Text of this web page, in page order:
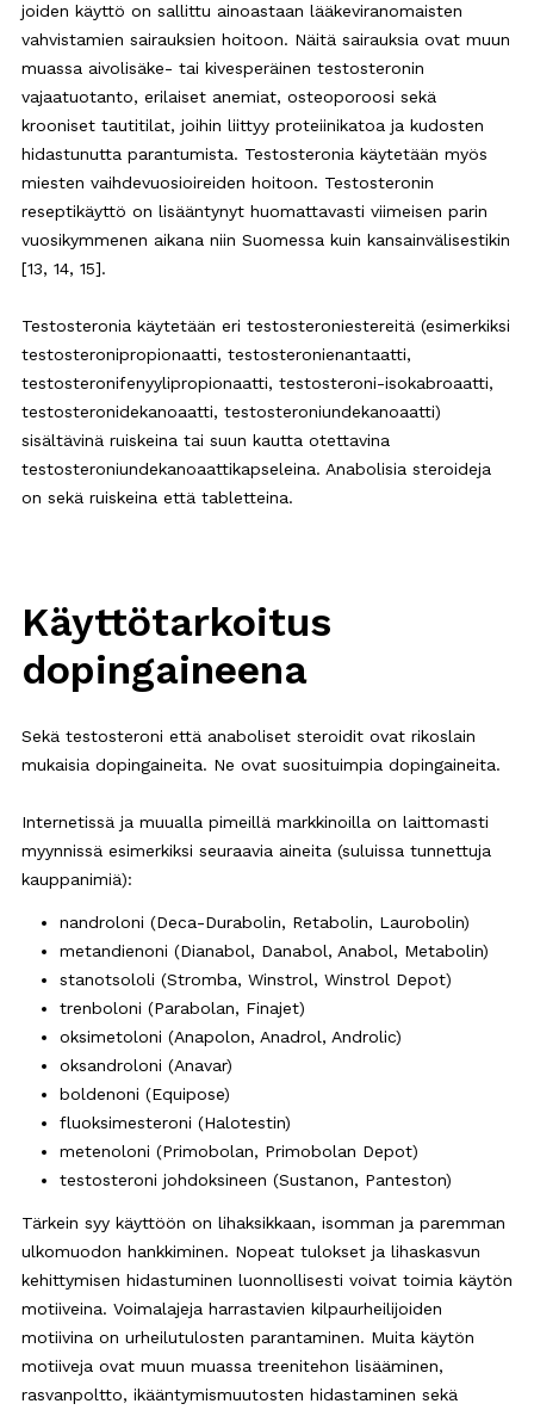
joiden käyttö on sallittu ainoastaan lääkeviranomaisten
vahvistamien sairauksien hoitoon. Näitä sairauksia ovat muun
muassa aivolisäke- tai kivesperäinen testosteronin
vajaatuotanto, erilaiset anemiat, osteoporoosi sekä
krooniset tautitilat, joihin liittyy proteiinikatoa ja kudosten
hidastunutta parantumista. Testosteronia käytetään myös
miesten vaihdevuosioireiden hoitoon. Testosteronin
reseptikäyttö on lisääntynyt huomattavasti viimeisen parin
vuosikymmenen aikana niin Suomessa kuin kansainvälisestikin
[13, 14, 15].
Testosteronia käytetään eri testosteroniestereitä (esimerkiksi
testosteronipropionaatti, testosteronienantaatti,
testosteronifenyylipropionaatti, testosteroni-isokabroaatti,
testosteronidekanoaatti, testosteroniundekanoaatti)
sisältävinä ruiskeina tai suun kautta otettavina
testosteroniundekanoaattikapseleina. Anabolisia steroideja
on sekä ruiskeina että tabletteina.
Käyttötarkoitus
dopingaineena
Sekä testosteroni että anaboliset steroidit ovat rikoslain
mukaisia dopingaineita. Ne ovat suosituimpia dopingaineita.
Internetissä ja muualla pimeillä markkinoilla on laittomasti
myynnissä esimerkiksi seuraavia aineita (suluissa tunnettuja
kauppanimiä):
nandroloni (Deca-Durabolin, Retabolin, Laurobolin)
metandienoni (Dianabol, Danabol, Anabol, Metabolin)
stanotsololi (Stromba, Winstrol, Winstrol Depot)
trenboloni (Parabolan, Finajet)
oksimetoloni (Anapolon, Anadrol, Androlic)
oksandroloni (Anavar)
boldenoni (Equipose)
fluoksimesteroni (Halotestin)
metenoloni (Primobolan, Primobolan Depot)
testosteroni johdoksineen (Sustanon, Panteston)
Tärkein syy käyttöön on lihaksikkaan, isomman ja paremman
ulkomuodon hankkiminen. Nopeat tulokset ja lihaskasvun
kehittymisen hidastuminen luonnollisesti voivat toimia käytön
motiiveina. Voimalajeja harrastavien kilpaurheilijoiden
motiivina on urheilutulosten parantaminen. Muita käytön
motiiveja ovat muun muassa treenitehon lisääminen,
rasvanpoltto, ikääntymismuutosten hidastaminen sekä